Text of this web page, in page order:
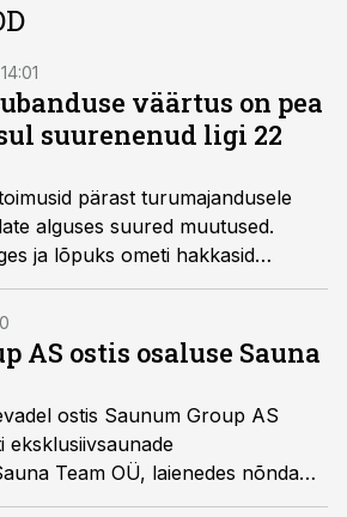
väärtus on pea
suurenenud ligi 22
pärast turumajandusele
alguses suured muutused.
ja lõpuks ometi hakkasid
täituma välismaa värviliste
on aga paljugi muutunud,
blogis juhtivspetsialist Evelin
AS ostis osaluse Sauna
ostis Saunum Group AS
eksklusiivsaunade
Team OÜ, laienedes nõnda
ja ehitamise turule, mis